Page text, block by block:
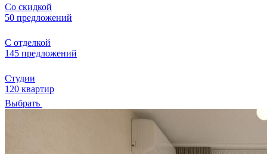
Со скидкой
50 предложений
С отделкой
145 предложений
Студии
120 квартир
Выбрать